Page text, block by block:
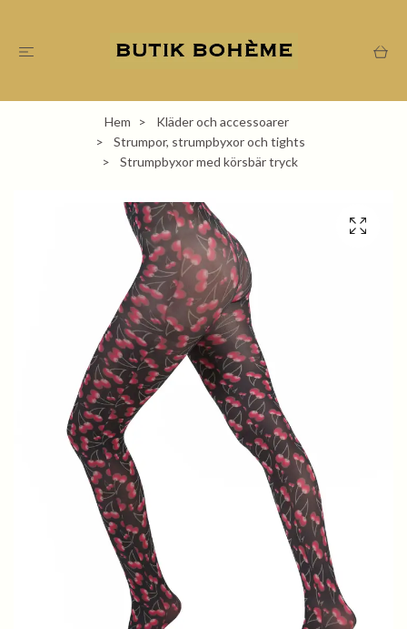
Hem
Kläder och accessoarer
Strumpor, strumpbyxor och tights
Strumpbyxor med körsbär tryck